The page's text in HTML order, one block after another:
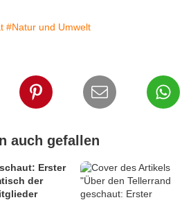
#Natur und Umwelt
auch gefallen
Erster
der